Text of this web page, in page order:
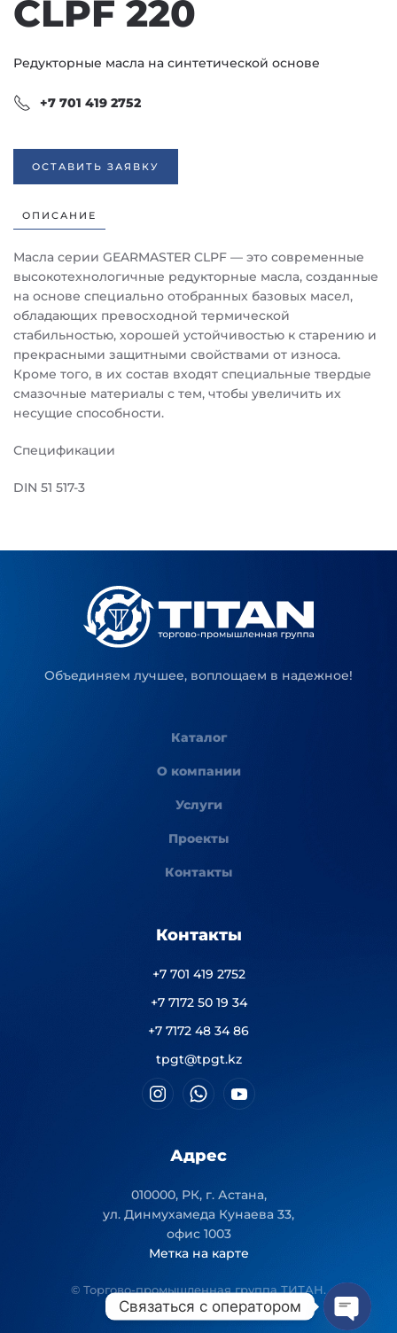
CLPF 220
Редукторные масла на синтетической основе
+7 701 419 2752
ОСТАВИТЬ ЗАЯВКУ
ОПИСАНИЕ
Масла серии GEARMASTER CLPF — это современные
высокотехнологичные редукторные масла, созданные
на основе специально отобранных базовых масел,
обладающих превосходной термической
стабильностью, хорошей устойчивостью к старению и
прекрасными защитными свойствами от износа.
Кроме того, в их состав входят специальные твердые
смазочные материалы с тем, чтобы увеличить их
несущие способности.
Спецификации
DIN 51 517-3
Объединяем лучшее, воплощаем в надежное!
Каталог
О компании
Услуги
Проекты
Контакты
Контакты
+7 701 419 2752
+7 7172 50 19 34
+7 7172 48 34 86
tpgt@tpgt.kz
Адрес
010000, РК, г. Астана,
ул. Динмухамеда Кунаева 33,
офис 1003
Метка на карте
© Торгово-промышленная группа ТИТАН.
Связаться с оператором